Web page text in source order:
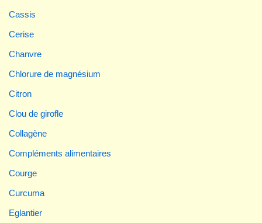
Cassis
Cerise
Chanvre
Chlorure de magnésium
Citron
Clou de girofle
Collagène
Compléments alimentaires
Courge
Curcuma
Eglantier